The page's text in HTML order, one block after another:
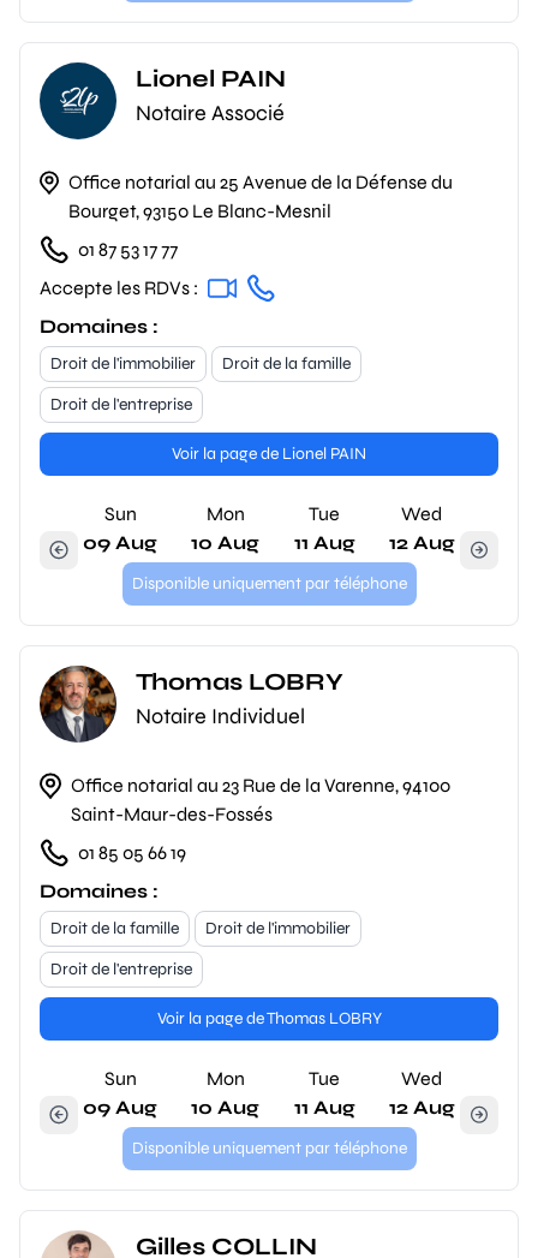
Lionel PAIN
Notaire Associé
Office notarial au 25 Avenue de la Défense du
Bourget, 93150 Le Blanc-Mesnil
01 87 53 17 77
Accepte les RDVs :
Domaines :
Droit de l'immobilier
Droit de la famille
Droit de l'entreprise
Voir la page de Lionel PAIN
Sun
09 Aug
Mon
10 Aug
Tue
11 Aug
Wed
12 Aug
Disponible uniquement par téléphone
Thomas LOBRY
Notaire Individuel
Office notarial au 23 Rue de la Varenne, 94100
Saint-Maur-des-Fossés
01 85 05 66 19
Domaines :
Droit de la famille
Droit de l'immobilier
Droit de l'entreprise
Voir la page de Thomas LOBRY
Sun
09 Aug
Mon
10 Aug
Tue
11 Aug
Wed
12 Aug
Disponible uniquement par téléphone
Gilles COLLIN